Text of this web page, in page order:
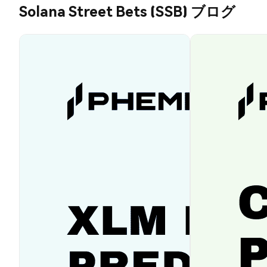
Solana Street Bets (SSB) ブログ